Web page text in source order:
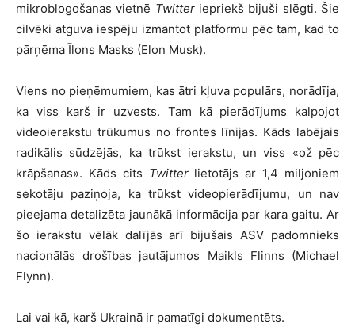
mikroblogošanas vietnē Twitteriepriekš bijuši slēgti. Šie
cilvēki atguva iespēju izmantot platformu pēc tam, kad to
pārņēma Īlons Masks (Elon Musk).
Viens no pieņēmumiem, kas ātri kļuva populārs, norādīja,
ka viss karš ir uzvests. Tam kā pierādījums kalpojot
videoierakstu trūkumus no frontes līnijas. Kāds labējais
radikālis sūdzējās, ka trūkst ierakstu, un viss «ož pēc
krāpšanas». Kāds cits Twitterlietotājs ar 1,4 miljoniem
sekotāju paziņoja, ka trūkst videopierādījumu, un nav
pieejama detalizēta jaunākā informācija par kara gaitu. Ar
šo ierakstu vēlāk dalījās arī bijušais ASV padomnieks
nacionālās drošības jautājumos Maikls Flinns (Michael
Flynn).
Lai vai kā, karš Ukrainā ir pamatīgi dokumentēts.